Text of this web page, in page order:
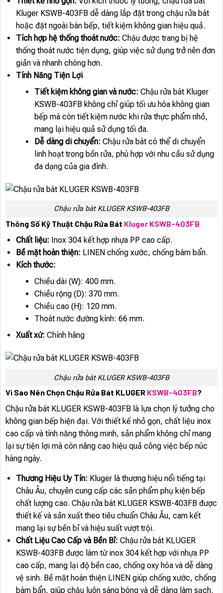
Kluger KSWB-403FB dễ dàng lắp đặt trong chậu rửa bát
hoặc đặt ngoài bàn bếp, tiết kiệm không gian hiệu quả.
Tích hợp hệ thống thoát nước: Chậu được trang bị hệ
thống thoát nước tiện dụng, giúp việc sử dụng trở nên đơn
giản và nhanh chóng hơn.
Tính Năng Tiện Lợi
Tiết kiệm không gian và nước: Chậu rửa bát Kluger
KSWB-403FB không chỉ giúp tối ưu hóa không gian
bếp mà còn tiết kiệm nước khi rửa thực phẩm nhỏ,
mang lại hiệu quả sử dụng tối đa.
Dễ dàng di chuyển: Chậu rửa bát có thể di chuyển
linh hoạt trong bồn rửa, phù hợp với nhu cầu sử dụng
đa dạng của gia đình.
Chậu rửa bát KLUGER KSWB-403FB
Thông Số Kỹ Thuật Chậu Rửa Bát Kluger KSWB-403FB
Chất liệu: Inox 304 kết hợp nhựa PP cao cấp.
Bề mặt hoàn thiện: LINEN chống xước, chống bám bẩn.
Kích thước:
Chiều dài (W): 400 mm.
Chiều rộng (D): 370 mm.
Chiều cao (H): 120 mm.
Thoát nước đường kính: 66 mm.
Xuất xứ: Chính hãng
Chậu rửa bát KLUGER KSWB-403FB
Vì Sao Nên Chọn Chậu Rửa Bát KLUGER KSWB-403FB?
Chậu rửa bát KLUGER KSWB-403FB là lựa chọn lý tưởng cho
không gian bếp hiện đại. Với thiết kế nhỏ gọn, chất liệu inox
cao cấp và tính năng thông minh, sản phẩm không chỉ mang
lại sự tiện lợi mà còn nâng cao hiệu quả công việc bếp núc
hàng ngày.
Thương Hiệu Uy Tín: Kluger là thương hiệu nổi tiếng tại
Châu Âu, chuyên cung cấp các sản phẩm phụ kiện bếp
chất lượng cao. Chậu rửa bát KLUGER KSWB-403FB được
thiết kế và sản xuất theo tiêu chuẩn Châu Âu, cam kết
mang lại sự bền bỉ và hiệu suất vượt trội.
Chất Liệu Cao Cấp và Bền Bỉ: Chậu rửa bát KLUGER
KSWB-403FB được làm từ inox 304 kết hợp với nhựa PP
cao cấp, mang lại độ bền cao, chống oxy hóa và dễ dàng
vệ sinh. Bề mặt hoàn thiện LINEN giúp chống xước, chống
bám bẩn, giúp chậu luôn sáng bóng và dễ dàng làm sạch.